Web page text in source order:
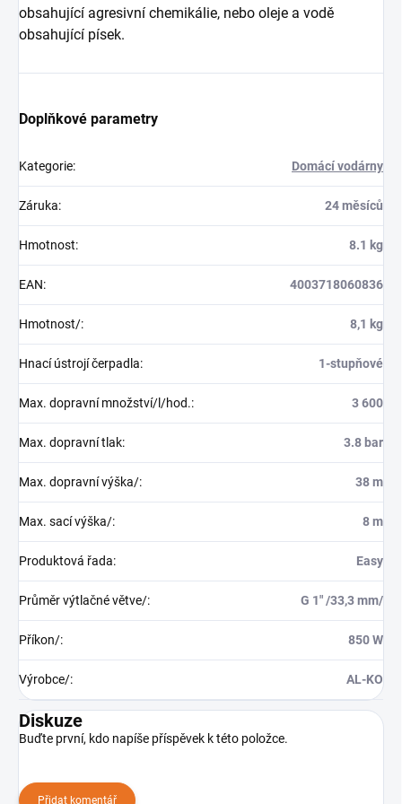
obsahující agresivní chemikálie, nebo oleje a vodě
obsahující písek.
Doplňkové parametry
Kategorie: Domácí vodárny
Záruka: 24 měsíců
Hmotnost: 8.1 kg
EAN: 4003718060836
Hmotnost/: 8,1 kg
Hnací ústrojí čerpadla: 1-stupňové
Max. dopravní množství/l/hod.: 3 600
Max. dopravní tlak: 3.8 bar
Max. dopravní výška/: 38 m
Max. sací výška/: 8 m
Produktová řada: Easy
Průměr výtlačné větve/: G 1" /33,3 mm/
Příkon/: 850 W
Výrobce/: AL-KO
Diskuze
Buďte první, kdo napíše příspěvek k této položce.
Přidat komentář